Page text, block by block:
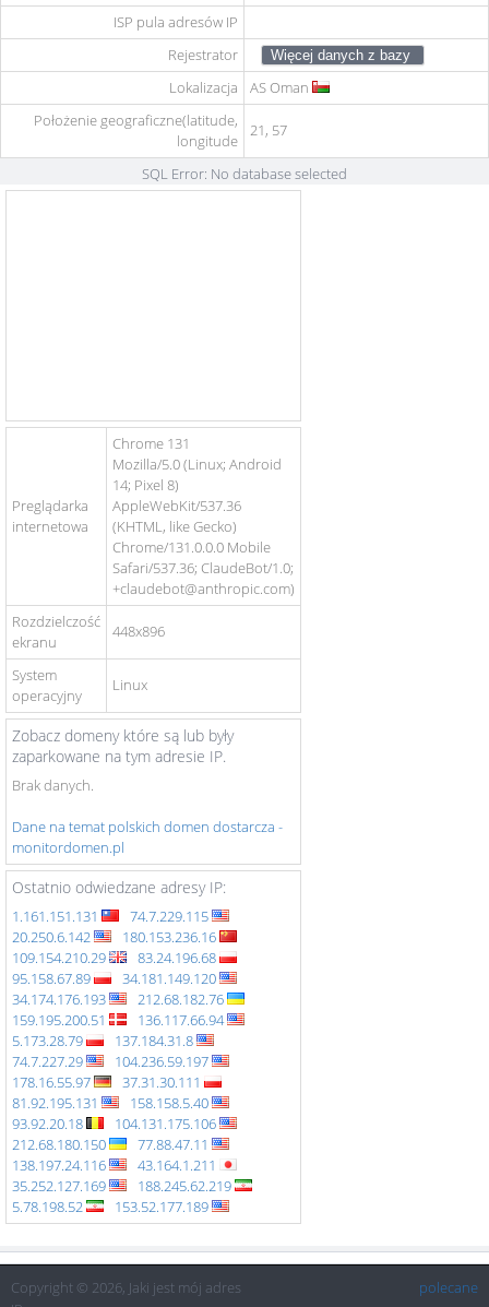
ISP pula adresów IP
Rejestrator
Lokalizacja
ASOman
Położenie geograficzne(latitude,
longitude
21, 57
SQL Error: No database selected
Preglądarka
internetowa
Chrome 131
Mozilla/5.0 (Linux; Android
14; Pixel 8)
AppleWebKit/537.36
(KHTML, like Gecko)
Chrome/131.0.0.0 Mobile
Safari/537.36; ClaudeBot/1.0;
+claudebot@anthropic.com)
Rozdzielczość
ekranu
448x896
System
operacyjny
Linux
Zobacz domeny które są lub były
zaparkowane na tym adresie IP.
Brak danych.
Dane na temat polskich domen dostarcza -
monitordomen.pl
Ostatnio odwiedzane adresy IP:
1.161.151.131
74.7.229.115
20.250.6.142
180.153.236.16
109.154.210.29
83.24.196.68
95.158.67.89
34.181.149.120
34.174.176.193
212.68.182.76
159.195.200.51
136.117.66.94
5.173.28.79
137.184.31.8
74.7.227.29
104.236.59.197
178.16.55.97
37.31.30.111
81.92.195.131
158.158.5.40
93.92.20.18
104.131.175.106
212.68.180.150
77.88.47.11
138.197.24.116
43.164.1.211
35.252.127.169
188.245.62.219
5.78.198.52
153.52.177.189
Copyright © 2026, Jaki jest mój adres
polecane